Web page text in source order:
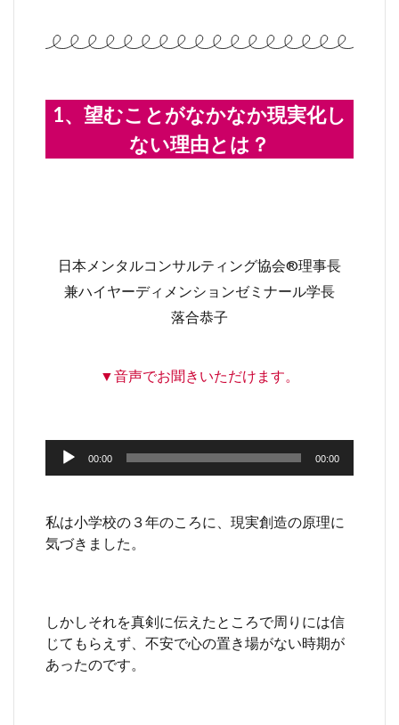
1、望むことがなかなか現実化し
ない理由とは？
日本メンタルコンサルティング協会®︎理事長
兼ハイヤーディメンションゼミナール学長
落合恭子
▼音声でお聞きいただけます。
声
レ
ー
00:00 00:00
私は小学校の３年のころに、現実創造の原理に
気づきました。
しかしそれを真剣に伝えたところで周りには信
じてもらえず、不安で心の置き場がない時期が
あったのです。